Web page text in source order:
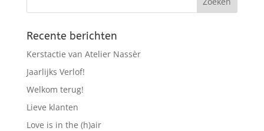
Recente berichten
Kerstactie van Atelier Nassèr
Jaarlijks Verlof!
Welkom terug!
Lieve klanten
Love is in the (h)air